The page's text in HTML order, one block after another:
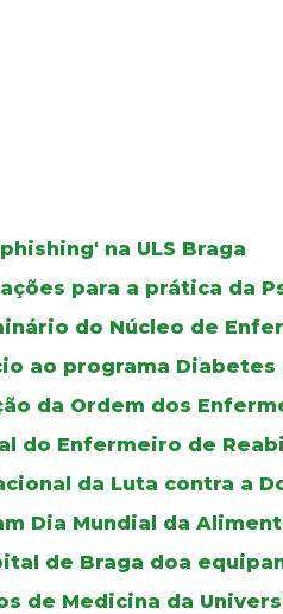
na ULS Braga
para a prática da
do Núcleo de
ao programa
da Ordem dos
do Enfermeiro de
da Luta contra a
Dia Mundial da
de Braga doa
de Medicina da